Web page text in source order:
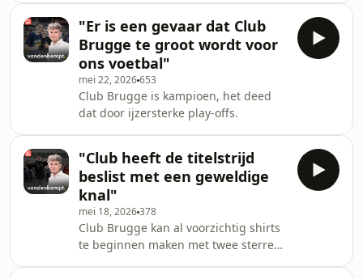
"Er is een gevaar dat Club
Brugge te groot wordt voor
ons voetbal"
mei 22, 2026653
Club Brugge is kampioen, het deed
dat door ijzersterke play-offs.
"Club heeft de titelstrijd
beslist met een geweldige
knal"
mei 18, 2026378
Club Brugge kan al voorzichtig shirts
te beginnen maken met twee sterren